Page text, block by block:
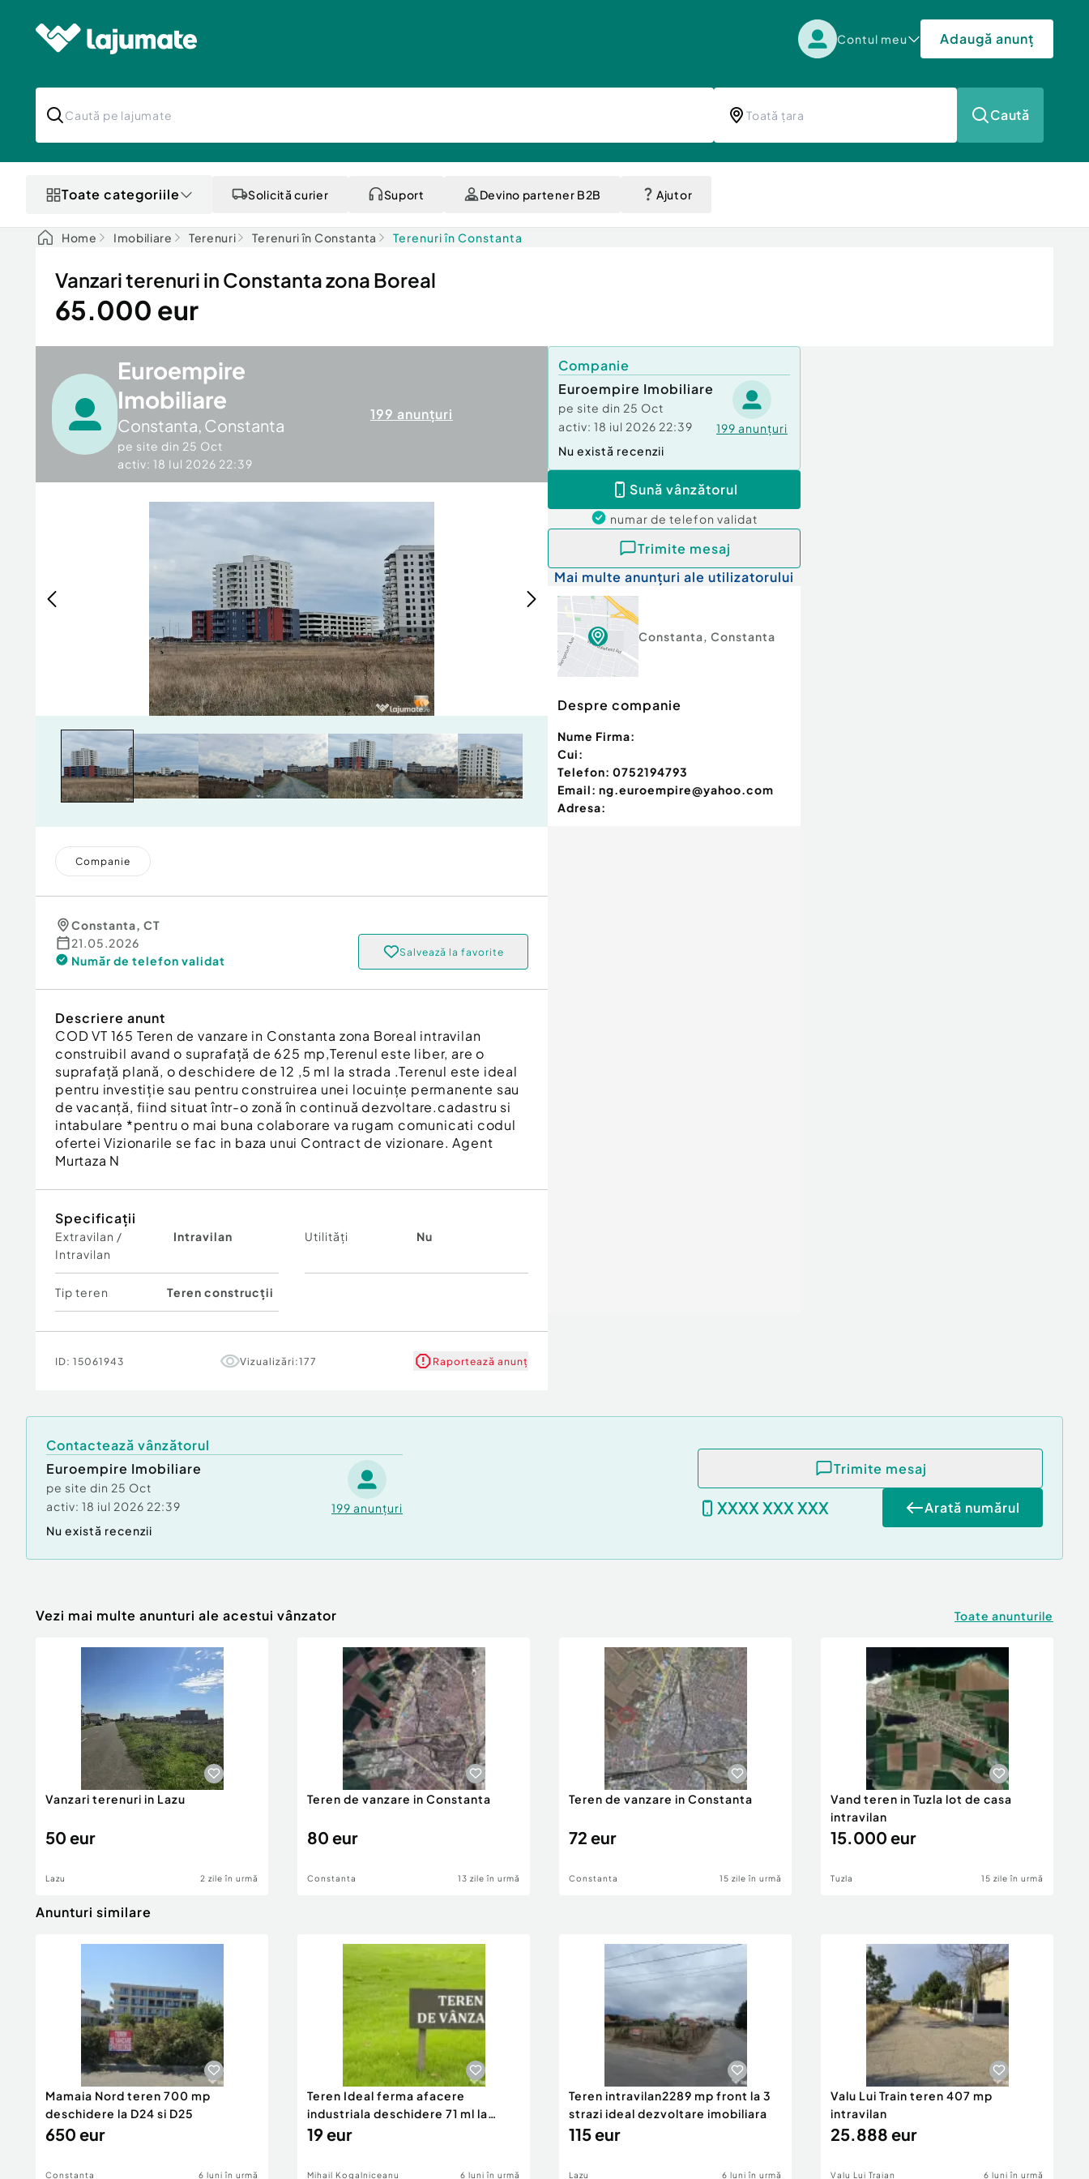
Contul meu Adaugă anunț
Caută
Toate categoriile Solicită curier Suport Devino partener B2B Ajutor
Home Imobiliare Terenuri Terenuri în Constanta Terenuri în Constanta
Vanzari terenuri in Constanta zona Boreal
65.000 eur
Euroempire
Imobiliare
Constanta, Constanta
pe site din 25 Oct
activ: 18 Iul 2026 22:39
199 anunțuri
Companie
Constanta, CT
21.05.2026
Număr de telefon validat
Salvează la favorite
Descriere anunt
COD VT 165 Teren de vanzare in Constanta zona Boreal intravilan
construibil avand o suprafață de 625 mp,Terenul este liber, are o
suprafață plană, o deschidere de 12 ,5 ml la strada .Terenul este ideal
pentru investiție sau pentru construirea unei locuințe permanente sau
de vacanță, fiind situat într-o zonă în continuă dezvoltare.cadastru si
intabulare *pentru o mai buna colaborare va rugam comunicati codul
ofertei Vizionarile se fac in baza unui Contract de vizionare. Agent
Murtaza N
Specificații
Extravilan /
Intravilan
Intravilan Utilități Nu
Tip teren Teren construcții
ID: 15061943 Vizualizări:177 Raportează anunț
Companie
Euroempire Imobiliare
pe site din 25 Oct
activ: 18 iul 2026 22:39 199 anunțuri
Nu există recenzii
Sună vânzătorul
numar de telefon validat
Trimite mesaj
Mai multe anunțuri ale utilizatorului
Constanta, Constanta
Despre companie
Nume Firma:
Cui:
Telefon: 0752194793
Email: ng.euroempire@yahoo.com
Adresa:
Contactează vânzătorul
Euroempire Imobiliare
pe site din 25 Oct
activ: 18 iul 2026 22:39 199 anunțuri
Nu există recenzii
Trimite mesaj
XXXX XXX XXX Arată numărul
Vezi mai multe anunturi ale acestui vânzator Toate anunturile
Vanzari terenuri in Lazu
50 eur
Lazu 2 zile în urmă
Teren de vanzare in Constanta
80 eur
Constanta 13 zile în urmă
Teren de vanzare in Constanta
72 eur
Constanta 15 zile în urmă
Vand teren in Tuzla lot de casa
intravilan
15.000 eur
Tuzla 15 zile în urmă
Anunturi similare
Mamaia Nord teren 700 mp
deschidere la D24 si D25
650 eur
Constanta 6 luni în urmă
Teren Ideal ferma afacere
industriala deschidere 71 ml la
DN2A
19 eur
Mihail Kogalniceanu 6 luni în urmă
Teren intravilan2289 mp front la 3
strazi ideal dezvoltare imobiliara
115 eur
Lazu 6 luni în urmă
Valu Lui Train teren 407 mp
intravilan
25.888 eur
Valu Lui Traian 6 luni în urmă